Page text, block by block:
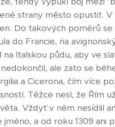
strany město opustit.
Do takových poměrů
do Francie, na
Italskou půdu, aby ve
ale zato se
a Cicerona, čím více
Těžce nesl, že Řím
Vždyť v něm nesídlil
a od roku 1309 ani